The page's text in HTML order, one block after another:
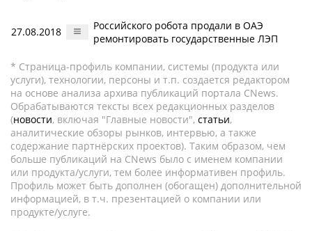
27.08.2018
Российского робота продали в ОАЭ
ремонтировать государственные ЛЭП
* Страница-профиль компании, системы (продукта или
услуги), технологии, персоны и т.п. создается редактором
на основе анализа архива публикаций портала CNews.
Обрабатываются тексты всех редакционных разделов
(новости, включая "Главные новости", статьи,
аналитические обзоры рынков, интервью, а также
содержание партнёрских проектов). Таким образом, чем
больше публикаций на CNews было с именем компании
или продукта/услуги, тем более информативен профиль.
Профиль может быть дополнен (обогащен) дополнительной
информацией, в т.ч. презентацией о компании или
продукте/услуге.